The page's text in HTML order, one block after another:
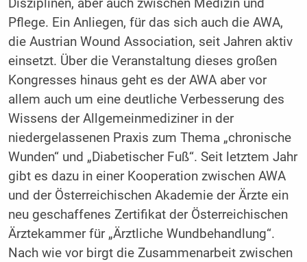
Disziplinen, aber auch zwischen Medizin und
Pflege. Ein Anliegen, für das sich auch die AWA,
die Austrian Wound Association, seit Jahren aktiv
einsetzt. Über die Veranstaltung dieses großen
Kongresses hinaus geht es der AWA aber vor
allem auch um eine deutliche Verbesserung des
Wissens der Allgemeinmediziner in der
niedergelassenen Praxis zum Thema „chronische
Wunden“ und „Diabetischer Fuß“. Seit letztem Jahr
gibt es dazu in einer Kooperation zwischen AWA
und der Österreichischen Akademie der Ärzte ein
neu geschaffenes Zertifikat der Österreichischen
Ärztekammer für „Ärztliche Wundbehandlung“.
Nach wie vor birgt die Zusammenarbeit zwischen